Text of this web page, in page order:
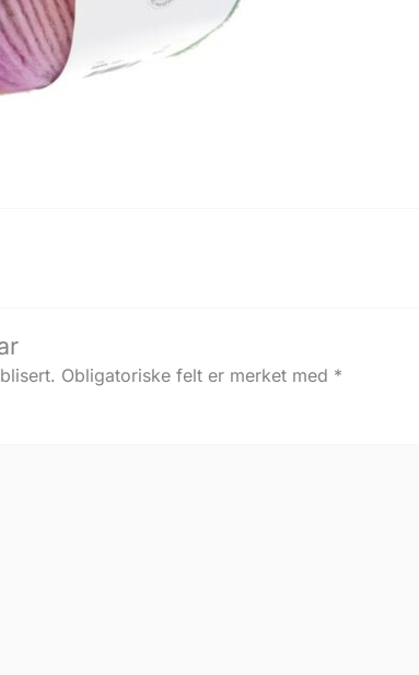
Obligatoriske felt er merket med *